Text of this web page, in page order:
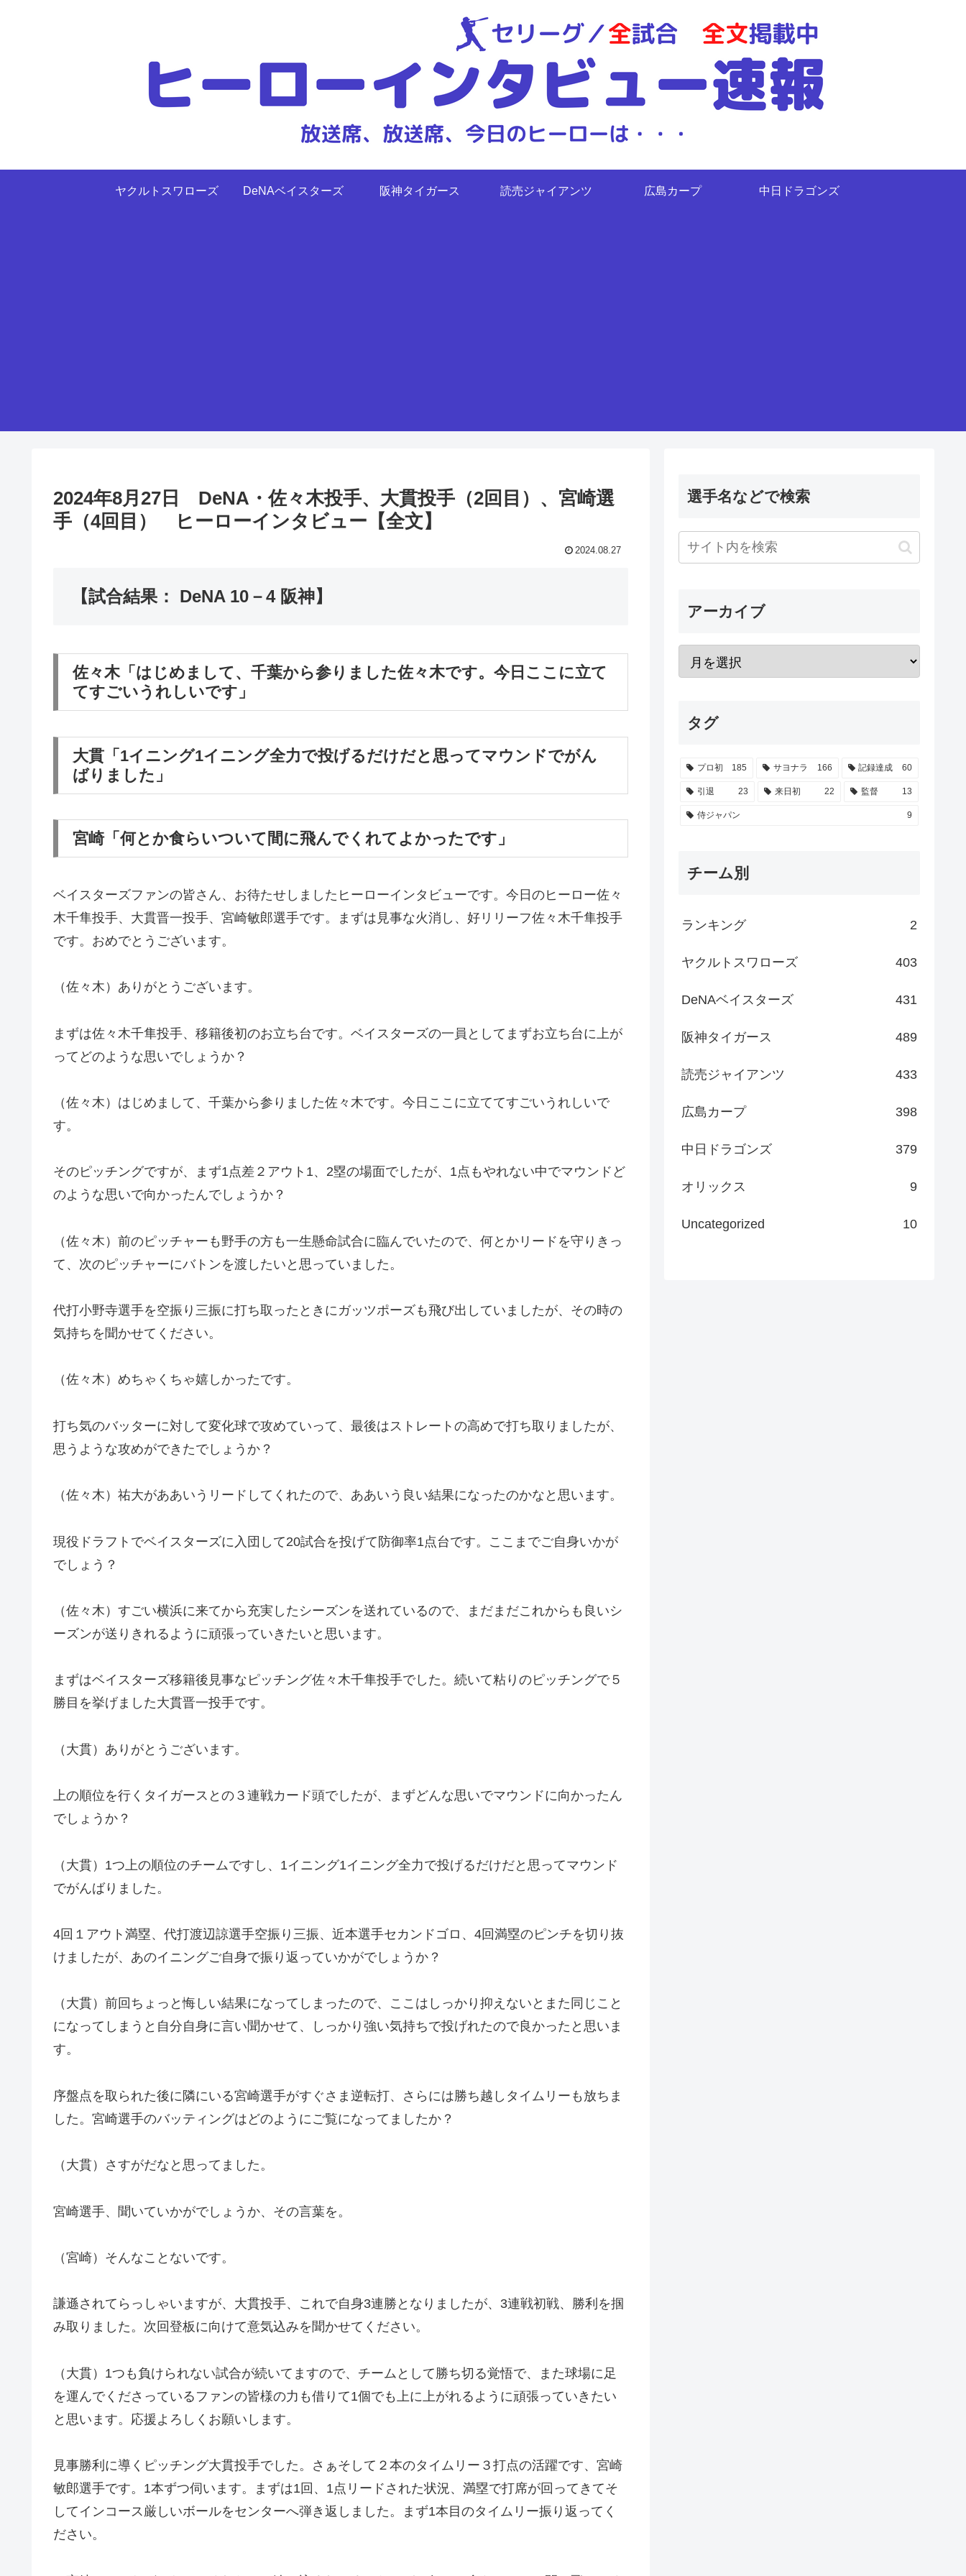
ヤクルトスワローズ DeNAベイスターズ 阪神タイガース 読売ジャイアンツ 広島カープ 中日ドラゴンズ
2024年8月27日 DeNA・佐々木投手、大貫投手（2回目）、宮崎選
手（4回目） ヒーローインタビュー【全文】
2024.08.27
【試合結果： DeNA 10－4 阪神】
佐々木「はじめまして、千葉から参りました佐々木です。今日ここに立て
てすごいうれしいです」
大貫「1イニング1イニング全力で投げるだけだと思ってマウンドでがん
ばりました」
宮崎「何とか食らいついて間に飛んでくれてよかったです」
ベイスターズファンの皆さん、お待たせしましたヒーローインタビューです。今日のヒーロー佐々
木千隼投手、大貫晋一投手、宮崎敏郎選手です。まずは見事な火消し、好リリーフ佐々木千隼投手
です。おめでとうございます。
（佐々木）ありがとうございます。
まずは佐々木千隼投手、移籍後初のお立ち台です。ベイスターズの一員としてまずお立ち台に上が
ってどのような思いでしょうか？
（佐々木）はじめまして、千葉から参りました佐々木です。今日ここに立ててすごいうれしいで
す。
そのピッチングですが、まず1点差２アウト1、2塁の場面でしたが、1点もやれない中でマウンドど
のような思いで向かったんでしょうか？
（佐々木）前のピッチャーも野手の方も一生懸命試合に臨んでいたので、何とかリードを守りきっ
て、次のピッチャーにバトンを渡したいと思っていました。
代打小野寺選手を空振り三振に打ち取ったときにガッツポーズも飛び出していましたが、その時の
気持ちを聞かせてください。
（佐々木）めちゃくちゃ嬉しかったです。
打ち気のバッターに対して変化球で攻めていって、最後はストレートの高めで打ち取りましたが、
思うような攻めができたでしょうか？
（佐々木）祐大がああいうリードしてくれたので、ああいう良い結果になったのかなと思います。
現役ドラフトでベイスターズに入団して20試合を投げて防御率1点台です。ここまでご自身いかが
でしょう？
（佐々木）すごい横浜に来てから充実したシーズンを送れているので、まだまだこれからも良いシ
ーズンが送りきれるように頑張っていきたいと思います。
まずはベイスターズ移籍後見事なピッチング佐々木千隼投手でした。続いて粘りのピッチングで５
勝目を挙げました大貫晋一投手です。
（大貫）ありがとうございます。
上の順位を行くタイガースとの３連戦カード頭でしたが、まずどんな思いでマウンドに向かったん
でしょうか？
（大貫）1つ上の順位のチームですし、1イニング1イニング全力で投げるだけだと思ってマウンド
でがんばりました。
4回１アウト満塁、代打渡辺諒選手空振り三振、近本選手セカンドゴロ、4回満塁のピンチを切り抜
けましたが、あのイニングご自身で振り返っていかがでしょうか？
（大貫）前回ちょっと悔しい結果になってしまったので、ここはしっかり抑えないとまた同じこと
になってしまうと自分自身に言い聞かせて、しっかり強い気持ちで投げれたので良かったと思いま
す。
序盤点を取られた後に隣にいる宮崎選手がすぐさま逆転打、さらには勝ち越しタイムリーも放ちま
した。宮崎選手のバッティングはどのようにご覧になってましたか？
（大貫）さすがだなと思ってました。
宮崎選手、聞いていかがでしょうか、その言葉を。
（宮崎）そんなことないです。
謙遜されてらっしゃいますが、大貫投手、これで自身3連勝となりましたが、3連戦初戦、勝利を掴
み取りました。次回登板に向けて意気込みを聞かせてください。
（大貫）1つも負けられない試合が続いてますので、チームとして勝ち切る覚悟で、また球場に足
を運んでくださっているファンの皆様の力も借りて1個でも上に上がれるように頑張っていきたい
と思います。応援よろしくお願いします。
見事勝利に導くピッチング大貫投手でした。さぁそして２本のタイムリー３打点の活躍です、宮崎
敏郎選手です。1本ずつ伺います。まずは1回、1点リードされた状況、満塁で打席が回ってきてそ
してインコース厳しいボールをセンターへ弾き返しました。まず1本目のタイムリー振り返ってく
ださい。
選手名などで検索
アーカイブ
タグ
プロ初 185 サヨナラ 166 記録達成 60
引退 23 来日初 22 監督 13
侍ジャパン 9
チーム別
ランキング 2
ヤクルトスワローズ 403
DeNAベイスターズ 431
阪神タイガース 489
読売ジャイアンツ 433
広島カープ 398
中日ドラゴンズ 379
オリックス 9
Uncategorized 10